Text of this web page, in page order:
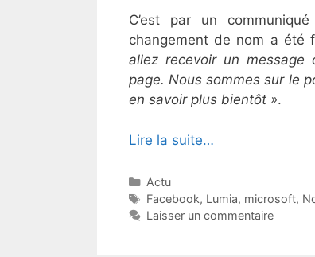
C’est par un
changement de nom a
allez recevoir un
page. Nous sommes sur le
en savoir plus bientôt ».
Lire la suite…
Catégories
Actu
Étiquettes
Facebook, Lumia, microsoft,
Laisser un commentaire